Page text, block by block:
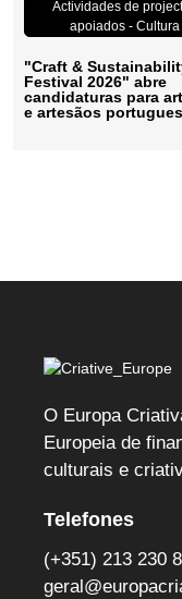
novas
Festival
artistas
artesãos
portugueses
Actividades de
apoiados - Cultura
"Craft &
Festival 2026" abre
candidaturas para
e artesãos
O Europa
Europeia de
culturais e
Telefones
(+351) 213 230